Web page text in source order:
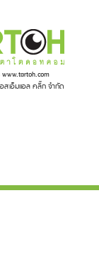
เอ็มแอล คลิ๊ก จำกัด